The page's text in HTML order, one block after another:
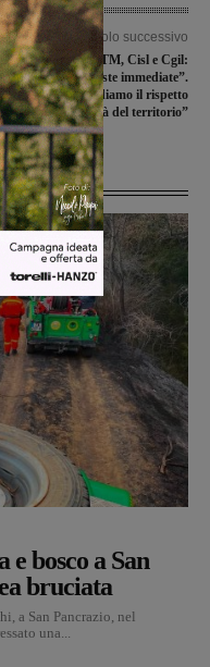
Articolo successivo
Ex Calzaturificio TM, Cisl e Cgil:
“Servono risposte immediate”.
“Ribadiamo il rispetto
le professionalità del territorio”
bosco a San
bruciata
a San Pancrazio, nel
una...